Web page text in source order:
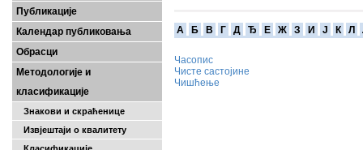
Публикације
Календар публиковања
Обрасци
Методологије и
класификације
Знакови и скраћенице
Извјештаји о квалитету
A Б В Г Д Ђ Е Ж З И Ј К Л
Часопис
Чисте састојине
Чишћење